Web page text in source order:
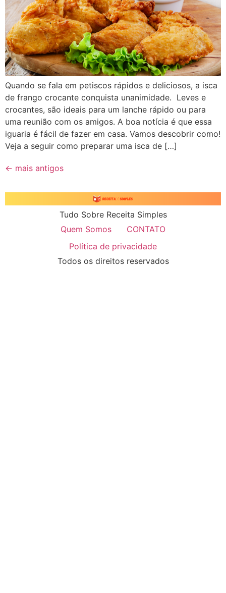
Quando se fala em petiscos rápidos e deliciosos, a isca
de frango crocante conquista unanimidade. Leves e
crocantes, são ideais para um lanche rápido ou para
uma reunião com os amigos. A boa notícia é que essa
iguaria é fácil de fazer em casa. Vamos descobrir como!
Veja a seguir como preparar uma isca de […]
← mais antigos
Tudo Sobre Receita Simples
Quem Somos
CONTATO
Política de privacidade
Todos os direitos reservados